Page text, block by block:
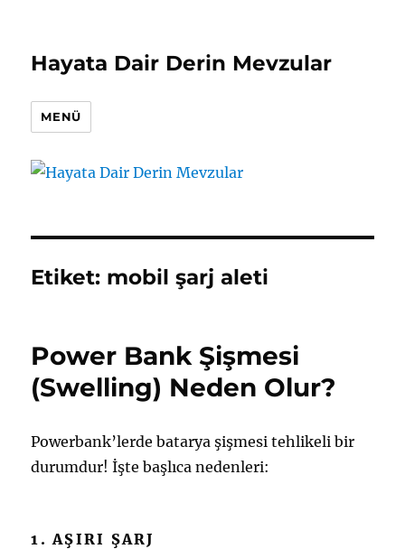
Hayata Dair Derin Mevzular
MENÜ
Etiket: mobil şarj aleti
Power Bank Şişmesi
(Swelling) Neden Olur?
Powerbank’lerde batarya şişmesi tehlikeli bir
durumdur! İşte başlıca nedenleri:
1. AŞIRI ŞARJ